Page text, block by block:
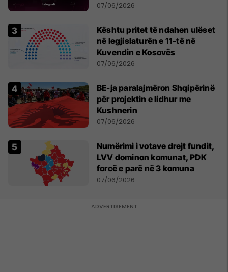
07/06/2026
Kështu pritet të ndahen ulëset
në legjislaturën e 11-të në
Kuvendin e Kosovës
07/06/2026
BE-ja paralajmëron Shqipërinë
për projektin e lidhur me
Kushnerin
07/06/2026
Numërimi i votave drejt fundit,
LVV dominon komunat, PDK
forcë e parë në 3 komuna
07/06/2026